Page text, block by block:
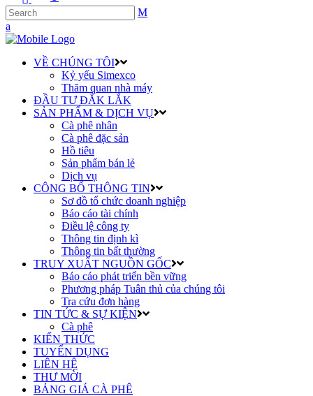
VỀ CHÚNG TÔI
Kỷ yếu Simexco
Thăm quan nhà máy
ĐẦU TƯ ĐẮK LẮK
SẢN PHẨM & DỊCH VỤ
Cà phê nhân
Cà phê đặc sản
Hồ tiêu
Sản phẩm bán lẻ
Dịch vụ
CÔNG BỐ THÔNG TIN
Sơ đồ tổ chức doanh nghiệp
Báo cáo tài chính
Điều lệ công ty
Thông tin định kì
Thông tin bất thường
TRUY XUẤT NGUỒN GỐC
Báo cáo phát triển bền vững
Phương pháp Tuân thủ của chúng tôi
Tra cứu đơn hàng
TIN TỨC & SỰ KIỆN
Cà phê
KIẾN THỨC
TUYỂN DỤNG
LIÊN HỆ
THƯ MỜI
BẢNG GIÁ CÀ PHÊ